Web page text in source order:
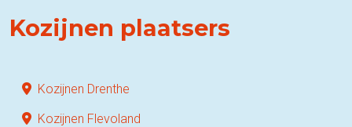
Kozijnen plaatsers
Kozijnen Drenthe
Kozijnen Flevoland